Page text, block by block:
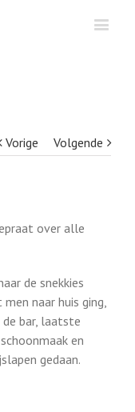
Vorige Volgende
over alle
de snekkies
naar huis ging,
bar, laatste
en
gedaan.